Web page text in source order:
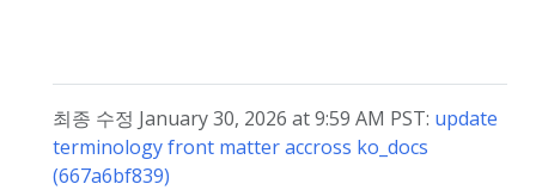
최종 수정 January 30, 2026 at 9:59 AM PST: update
terminology front matter accross ko_docs
(667a6bf839)